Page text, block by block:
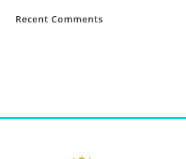
Recent Comments